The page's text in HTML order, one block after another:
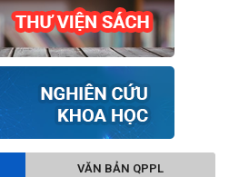
VĂN BẢN QPPL